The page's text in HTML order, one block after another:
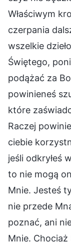
Właściwym
czerpania
wszelkie
Świętego,
podążać za
powinieneś
które
Raczej
ciebie
jeśli odkryłeś
to nie mogą
Mnie. Jesteś
nie przede
poznać, ani
Mnie. Chociaż